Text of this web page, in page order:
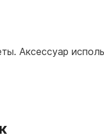
Аксессуар